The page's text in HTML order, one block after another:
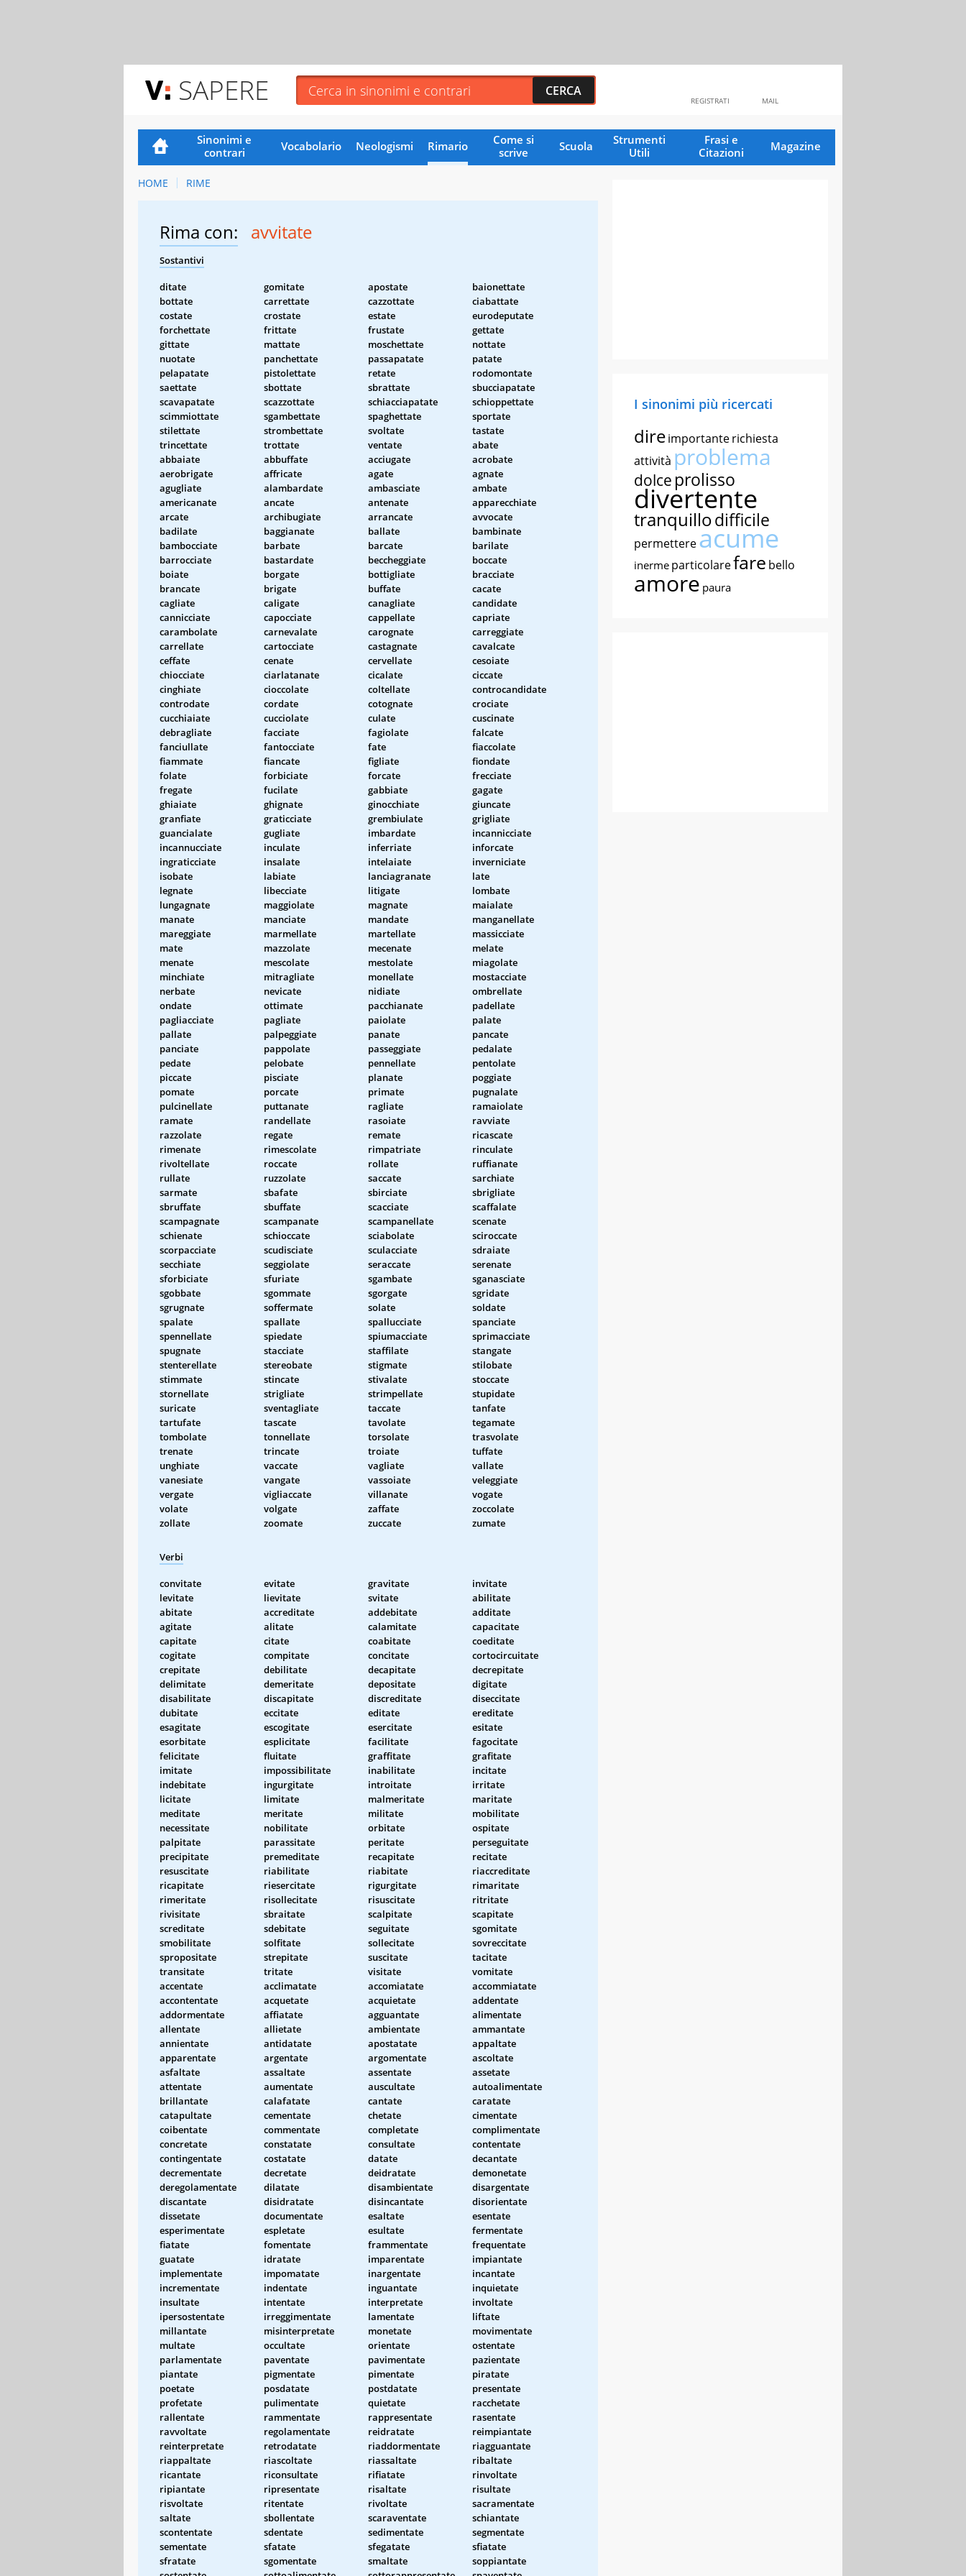
SAPERE MAIL
REGISTRATI
Sinonimi e
contrari
Vocabolario Neologismi Rimario
Come si
scrive
Scuola
Strumenti
Utili
Frasi e
Citazioni
Magazine
HOME RIME
Rima con: avvitate
Sostantivi
ditate gomitate apostate
baionettate
bottate
carrettate cazzottate
ciabattate
costate
crostate estate
eurodeputate
forchettate
frittate frustate
gettate
gittate
mattate moschettate
nottate
nuotate
panchettate passapatate
patate
pelapatate
pistolettate retate
rodomontate
saettate
sbottate sbrattate
sbucciapatate
scavapatate
scazzottate schiacciapatate
schioppettate
scimmiottate
sgambettate spaghettate
sportate
stilettate
strombettate svoltate
tastate
trincettate
trottate ventate
abate
abbaiate
abbuffate acciugate
acrobate
aerobrigate
affricate agate
agnate
agugliate
alambardate ambasciate
ambate
americanate
ancate antenate
apparecchiate
arcate
archibugiate arrancate
avvocate
badilate
baggianate ballate
bambinate
bambocciate
barbate barcate
barilate
barrocciate
bastardate beccheggiate
boccate
boiate
borgate bottigliate
bracciate
brancate
brigate buffate
cacate
cagliate
caligate canagliate
candidate
cannicciate
capocciate cappellate
capriate
carambolate
carnevalate carognate
carreggiate
carrellate
cartocciate castagnate
cavalcate
ceffate
cenate cervellate
cesoiate
chiocciate
ciarlatanate cicalate
ciccate
cinghiate
cioccolate coltellate
controcandidate
controdate
cordate cotognate
crociate
cucchiaiate
cucciolate culate
cuscinate
debragliate
facciate fagiolate
falcate
fanciullate
fantocciate fate
fiaccolate
fiammate
fiancate figliate
fiondate
folate
forbiciate forcate
frecciate
fregate
fucilate gabbiate
gagate
ghiaiate
ghignate ginocchiate
giuncate
granfiate
graticciate grembiulate
grigliate
guancialate
gugliate imbardate
incannicciate
incannucciate
inculate inferriate
inforcate
ingraticciate
insalate intelaiate
inverniciate
isobate
labiate lanciagranate
late
legnate
libecciate litigate
lombate
lungagnate
maggiolate magnate
maialate
manate
manciate mandate
manganellate
mareggiate
marmellate martellate
massicciate
mate
mazzolate mecenate
melate
menate
mescolate mestolate
miagolate
minchiate
mitragliate monellate
mostacciate
nerbate
nevicate nidiate
ombrellate
ondate
ottimate pacchianate
padellate
pagliacciate
pagliate paiolate
palate
pallate
palpeggiate panate
pancate
panciate
pappolate passeggiate
pedalate
pedate
pelobate pennellate
pentolate
piccate
pisciate planate
poggiate
pomate
porcate primate
pugnalate
pulcinellate
puttanate ragliate
ramaiolate
ramate
randellate rasoiate
ravviate
razzolate
regate remate
ricascate
rimenate
rimescolate rimpatriate
rinculate
rivoltellate
roccate rollate
ruffianate
rullate
ruzzolate saccate
sarchiate
sarmate
sbafate sbirciate
sbrigliate
sbruffate
sbuffate scacciate
scaffalate
scampagnate
scampanate scampanellate
scenate
schienate
schioccate sciabolate
sciroccate
scorpacciate
scudisciate sculacciate
sdraiate
secchiate
seggiolate seraccate
serenate
sforbiciate
sfuriate sgambate
sganasciate
sgobbate
sgommate sgorgate
sgridate
sgrugnate
soffermate solate
soldate
spalate
spallate spallucciate
spanciate
spennellate
spiedate spiumacciate
sprimacciate
spugnate
stacciate staffilate
stangate
stenterellate
stereobate stigmate
stilobate
stimmate
stincate stivalate
stoccate
stornellate
strigliate strimpellate
stupidate
suricate
sventagliate taccate
tanfate
tartufate
tascate tavolate
tegamate
tombolate
tonnellate torsolate
trasvolate
trenate
trincate troiate
tuffate
unghiate
vaccate vagliate
vallate
vanesiate
vangate vassoiate
veleggiate
vergate
vigliaccate villanate
vogate
volate
volgate zaffate
zoccolate
zollate
zoomate zuccate zumate
Verbi
convitate evitate gravitate
invitate
levitate
lievitate svitate
abilitate
abitate
accreditate addebitate
additate
agitate
alitate calamitate
capacitate
capitate
citate coabitate
coeditate
cogitate
compitate concitate
cortocircuitate
crepitate
debilitate decapitate
decrepitate
delimitate
demeritate depositate
digitate
disabilitate
discapitate discreditate
diseccitate
dubitate
eccitate editate
ereditate
esagitate
escogitate esercitate
esitate
esorbitate
esplicitate facilitate
fagocitate
felicitate
fluitate graffitate
grafitate
imitate
impossibilitate inabilitate
incitate
indebitate
ingurgitate introitate
irritate
licitate
limitate malmeritate
maritate
meditate
meritate militate
mobilitate
necessitate
nobilitate orbitate
ospitate
palpitate
parassitate peritate
perseguitate
precipitate
premeditate recapitate
recitate
resuscitate
riabilitate riabitate
riaccreditate
ricapitate
riesercitate rigurgitate
rimaritate
rimeritate
risollecitate risuscitate
ritritate
rivisitate
sbraitate scalpitate
scapitate
screditate
sdebitate seguitate
sgomitate
smobilitate
solfitate sollecitate
sovreccitate
spropositate
strepitate suscitate
tacitate
transitate
tritate visitate
vomitate
accentate
acclimatate accomiatate
accommiatate
accontentate
acquetate acquietate
addentate
addormentate
affiatate agguantate
alimentate
allentate
allietate ambientate
ammantate
annientate
antidatate apostatate
appaltate
apparentate
argentate argomentate
ascoltate
asfaltate
assaltate assentate
assetate
attentate
aumentate auscultate
autoalimentate
brillantate
calafatate cantate
caratate
catapultate
cementate chetate
cimentate
coibentate
commentate completate
complimentate
concretate
constatate consultate
contentate
contingentate
costatate datate
decantate
decrementate
decretate deidratate
demonetate
deregolamentate
dilatate disambientate
disargentate
discantate
disidratate disincantate
disorientate
dissetate
documentate esaltate
esentate
esperimentate
espletate esultate
fermentate
fiatate
fomentate frammentate
frequentate
guatate
idratate imparentate
impiantate
implementate
impomatate inargentate
incantate
incrementate
indentate inguantate
inquietate
insultate
intentate interpretate
involtate
ipersostentate
irreggimentate lamentate
liftate
millantate
misinterpretate monetate
movimentate
multate
occultate orientate
ostentate
parlamentate
paventate pavimentate
pazientate
piantate
pigmentate pimentate
piratate
poetate
posdatate postdatate
presentate
profetate
pulimentate quietate
racchetate
rallentate
rammentate rappresentate
rasentate
ravvoltate
regolamentate reidratate
reimpiantate
reinterpretate
retrodatate riaddormentate
riagguantate
riappaltate
riascoltate riassaltate
ribaltate
ricantate
riconsultate rifiatate
rinvoltate
ripiantate
ripresentate risaltate
risultate
risvoltate
ritentate rivoltate
sacramentate
saltate
sbollentate scaraventate
schiantate
scontentate
sdentate sedimentate
segmentate
sementate
sfatate sfegatate
sfiatate
sfratate
sgomentate smaltate
soppiantate
I sinonimi più ricercati
direimportanterichiesta
attività problema
dolce prolisso
divertente
tranquillodifficile
permettereacume
inerme particolarefare bello
amore paura